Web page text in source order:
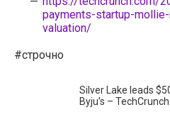
payments-startup-
valuation/
#строчно
Silver Lake leads
Byju’s – TechCrunch